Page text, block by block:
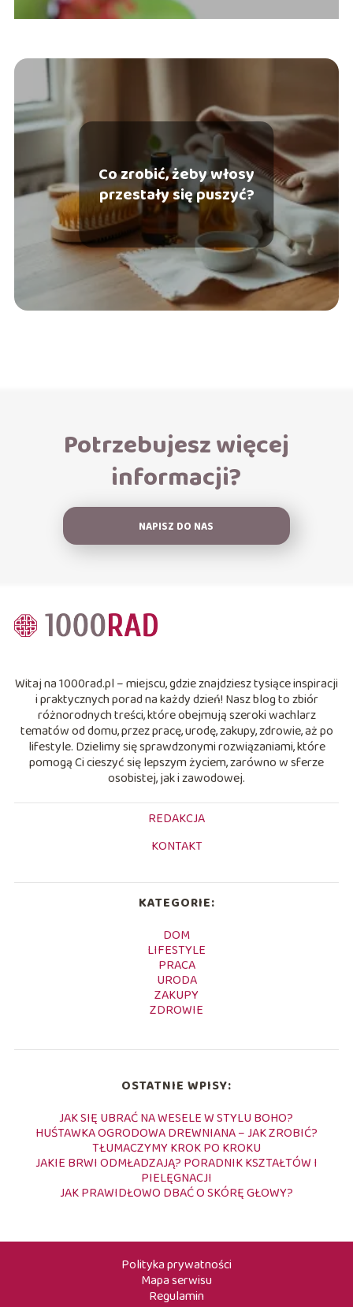
Co zrobić, żeby włosy
przestały się puszyć?
Potrzebujesz więcej
informacji?
NAPISZ DO NAS
Witaj na 1000rad.pl – miejscu, gdzie znajdziesz tysiące inspiracji
i praktycznych porad na każdy dzień! Nasz blog to zbiór
różnorodnych treści, które obejmują szeroki wachlarz
tematów od domu, przez pracę, urodę, zakupy, zdrowie, aż po
lifestyle. Dzielimy się sprawdzonymi rozwiązaniami, które
pomogą Ci cieszyć się lepszym życiem, zarówno w sferze
osobistej, jak i zawodowej.
REDAKCJA
KONTAKT
KATEGORIE:
DOM
LIFESTYLE
PRACA
URODA
ZAKUPY
ZDROWIE
OSTATNIE WPISY:
JAK SIĘ UBRAĆ NA WESELE W STYLU BOHO?
HUŚTAWKA OGRODOWA DREWNIANA – JAK ZROBIĆ?
TŁUMACZYMY KROK PO KROKU
JAKIE BRWI ODMŁADZAJĄ? PORADNIK KSZTAŁTÓW I
PIELĘGNACJI
JAK PRAWIDŁOWO DBAĆ O SKÓRĘ GŁOWY?
Polityka prywatności
Mapa serwisu
Regulamin